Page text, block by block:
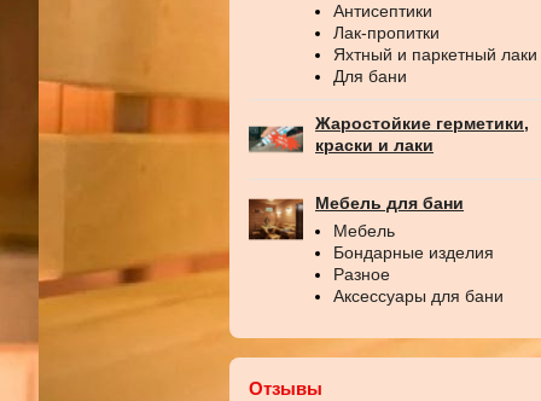
Антисептики
Лак-пропитки
Яхтный и паркетный лаки
Для бани
Жаростойкие герметики,
краски и лаки
Мебель для бани
Мебель
Бондарные изделия
Разное
Аксессуары для бани
Отзывы